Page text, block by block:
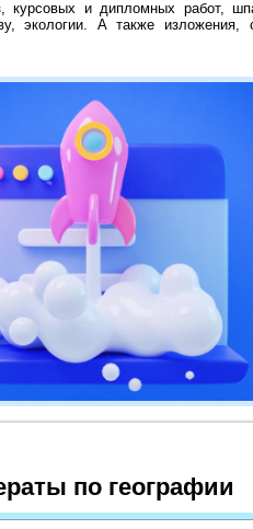
, курсовых и дипломных работ,
экологии. А также изложения,
по географии